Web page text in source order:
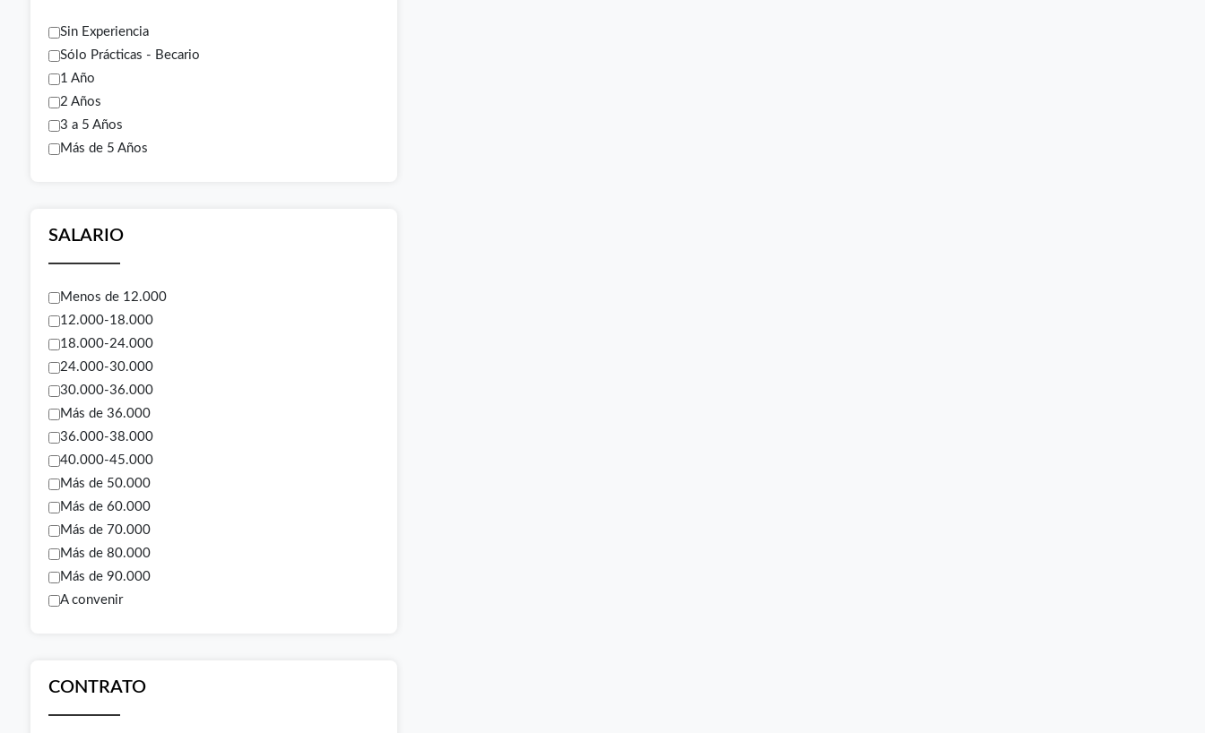
Sin Experiencia
Sólo Prácticas - Becario
1 Año
2 Años
3 a 5 Años
Más de 5 Años
SALARIO
Menos de 12.000
12.000-18.000
18.000-24.000
24.000-30.000
30.000-36.000
Más de 36.000
36.000-38.000
40.000-45.000
Más de 50.000
Más de 60.000
Más de 70.000
Más de 80.000
Más de 90.000
A convenir
CONTRATO